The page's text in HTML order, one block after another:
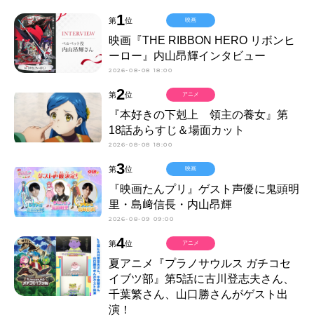
第1位
映画『THE RIBBON HERO リボンヒ
ーロー』内山昂輝インタビュー
2026-08-08 18:00
映画
第2位
『本好きの下剋上 領主の養女』第
18話あらすじ＆場面カット
2026-08-08 18:00
アニメ
第3位
『映画たんプリ』ゲスト声優に鬼頭明
里・島﨑信長・内山昂輝
2026-08-09 09:00
映画
第4位
夏アニメ『プラノサウルス ガチコセ
イブツ部』第5話に古川登志夫さん、
千葉繁さん、山口勝さんがゲスト出
演！
アニメ